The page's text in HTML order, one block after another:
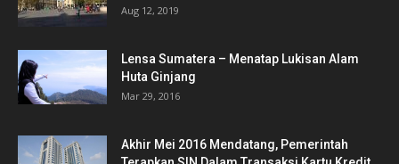
Aug 12, 2019
Lensa Sumatera – Menatap Lukisan Alam
Huta Ginjang
Mar 29, 2016
Akhir Mei 2016 Mendatang, Pemerintah